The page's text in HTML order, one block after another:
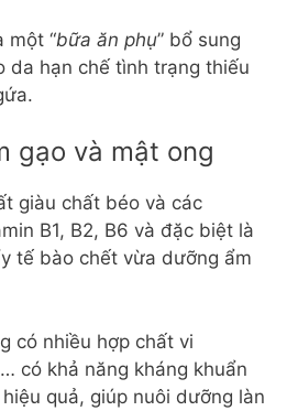
một “bữa ăn phụ” bổ sung
da hạn chế tình trạng thiếu
gạo và mật ong
giàu chất béo và các
B1, B2, B6 và đặc biệt là
tế bào chết vừa dưỡng ẩm
có nhiều hợp chất vi
có khả năng kháng khuẩn
quả, giúp nuôi dưỡng làn